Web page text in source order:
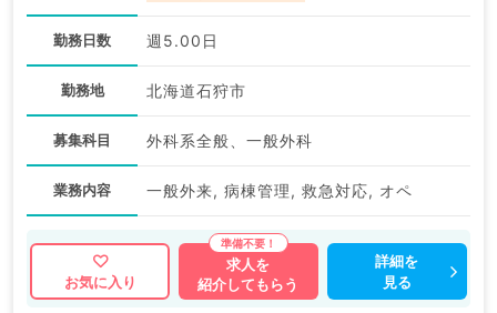
勤務日数 週5.00日
勤務地 北海道石狩市
募集科目 外科系全般、一般外科
業務内容 一般外来, 病棟管理, 救急対応, オペ
お気に入り
求人を
紹介してもらう
詳細を
見る